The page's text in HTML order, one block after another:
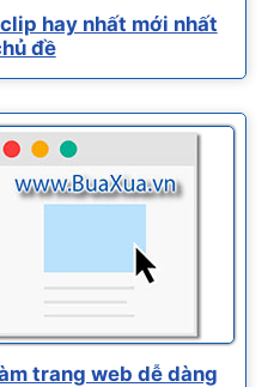
hay nhất mới nhất
đề
trang web dễ dàng